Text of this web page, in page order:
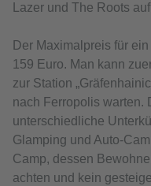
Lazer und The Roots
Der Maximalpreis für
159 Euro. Man kann
zur Station
nach Ferropolis warten.
unterschiedliche
Glamping und Auto-
Camp, dessen
achten und kein